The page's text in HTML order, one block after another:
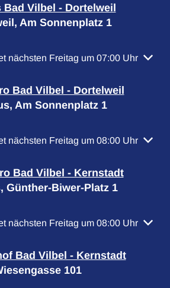
Bad Vilbel - Dortelweil
Am Sonnenplatz 1
Öffnungs- oder Schließzeiten
nächsten Freitag um 07:00 Uhr
Bad Vilbel - Dortelweil
Am Sonnenplatz 1
Öffnungs- oder Schließzeiten
nächsten Freitag um 08:00 Uhr
Bad Vilbel - Kernstadt
Günther-Biwer-Platz 1
Öffnungs- oder Schließzeiten
nächsten Freitag um 08:00 Uhr
Bad Vilbel - Kernstadt
101